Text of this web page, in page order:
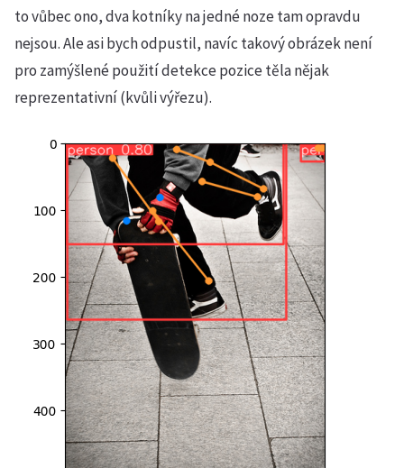
to vůbec ono, dva kotníky na jedné noze tam opravdu
nejsou. Ale asi bych odpustil, navíc takový obrázek není
pro zamýšlené použití detekce pozice těla nějak
reprezentativní (kvůli výřezu).